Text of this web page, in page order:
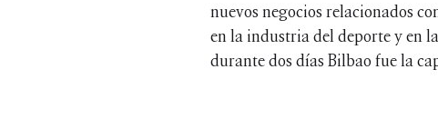
nuevos negocios relacionados
en la industria del deporte y en
durante dos días Bilbao fue la